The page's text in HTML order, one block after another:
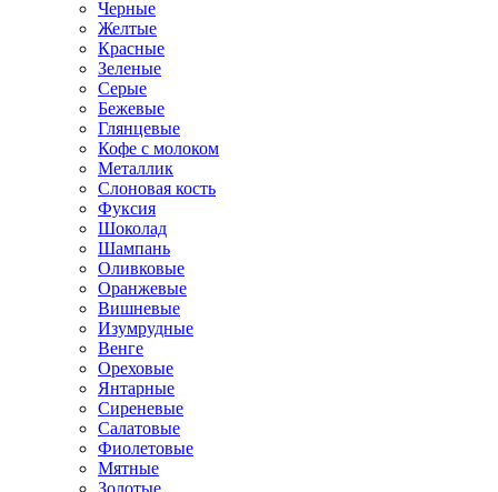
Черные
Желтые
Красные
Зеленые
Серые
Бежевые
Глянцевые
Кофе с молоком
Металлик
Слоновая кость
Фуксия
Шоколад
Шампань
Оливковые
Оранжевые
Вишневые
Изумрудные
Венге
Ореховые
Янтарные
Сиреневые
Салатовые
Фиолетовые
Мятные
Золотые